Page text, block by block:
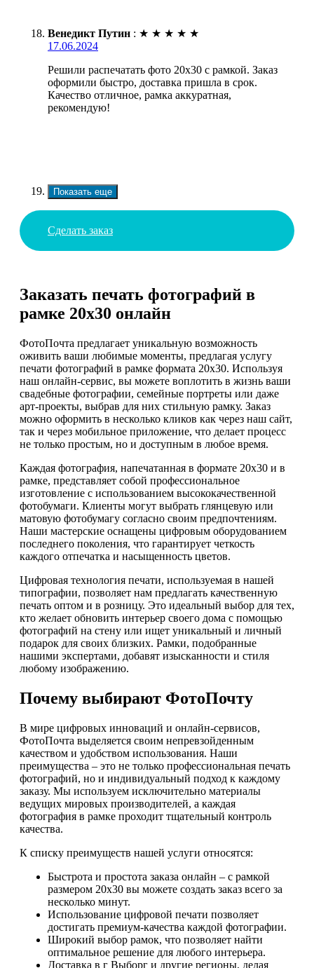
Венедикт Путин : ★ ★ ★ ★ ★
17.06.2024
Решили распечатать фото 20х30 с рамкой. Заказ
оформили быстро, доставка пришла в срок.
Качество отличное, рамка аккуратная,
рекомендую!
Показать еще
Сделать заказ
Заказать печать фотографий в
рамке 20х30 онлайн
ФотоПочта предлагает уникальную возможность
оживить ваши любимые моменты, предлагая услугу
печати фотографий в рамке формата 20х30. Используя
наш онлайн-сервис, вы можете воплотить в жизнь ваши
свадебные фотографии, семейные портреты или даже
арт-проекты, выбрав для них стильную рамку. Заказ
можно оформить в несколько кликов как через наш сайт,
так и через мобильное приложение, что делает процесс
не только простым, но и доступным в любое время.
Каждая фотография, напечатанная в формате 20х30 и в
рамке, представляет собой профессиональное
изготовление с использованием высококачественной
фотобумаги. Клиенты могут выбрать глянцевую или
матовую фотобумагу согласно своим предпочтениям.
Наши мастерские оснащены цифровым оборудованием
последнего поколения, что гарантирует четкость
каждого отпечатка и насыщенность цветов.
Цифровая технология печати, используемая в нашей
типографии, позволяет нам предлагать качественную
печать оптом и в розницу. Это идеальный выбор для тех,
кто желает обновить интерьер своего дома с помощью
фотографий на стену или ищет уникальный и личный
подарок для своих близких. Рамки, подобранные
нашими экспертами, добавят изысканности и стиля
любому изображению.
Почему выбирают ФотоПочту
В мире цифровых инноваций и онлайн-сервисов,
ФотоПочта выделяется своим непревзойденным
качеством и удобством использования. Наши
преимущества – это не только профессиональная печать
фотографий, но и индивидуальный подход к каждому
заказу. Мы используем исключительно материалы
ведущих мировых производителей, а каждая
фотография в рамке проходит тщательный контроль
качества.
К списку преимуществ нашей услуги относятся:
Быстрота и простота заказа онлайн – с рамкой
размером 20х30 вы можете создать заказ всего за
несколько минут.
Использование цифровой печати позволяет
достигать премиум-качества каждой фотографии.
Широкий выбор рамок, что позволяет найти
оптимальное решение для любого интерьера.
Доставка в г Выборг и другие регионы, делая